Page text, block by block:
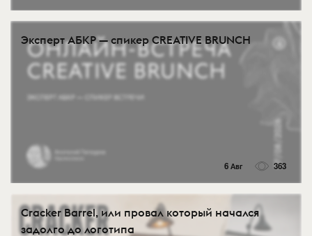
Эксперт АБКР — спикер CREATIVE BRUNCH
6 Авг 363
Cracker Barrel, или провал который начался
задолго до логотипа